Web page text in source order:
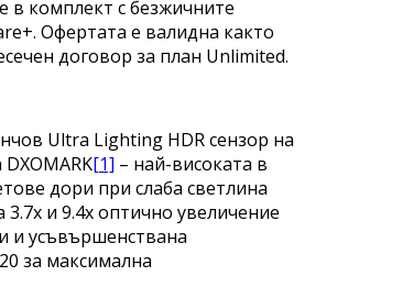
в комплект с безжичните
Офертата е валидна както
договор за план Unlimited.
Ultra Lighting HDR сензор на
[1] – най-високата в
дори при слаба светлина
и 9.4x оптично увеличение
и усъвършенствана
за максимална